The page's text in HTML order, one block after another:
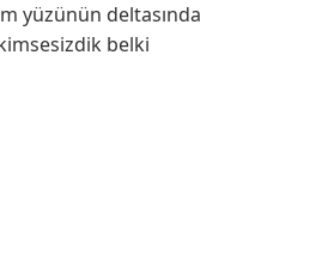
yüzünün deltasında
belki